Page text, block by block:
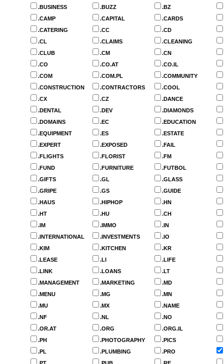
.BUSINESS
.BUZZ
.BZ
.CAMP
.CAPITAL
.CARDS
.CATERING
.CC
.CD
.CL
.CLAIMS
.CLEANING
.CLUB
.CM
.CN
.CO
.CO.AT
.CO.IL
.COM
.COM.PL
.COMMUNITY
.CONSTRUCTION
.CONTRACTORS
.COOL
.CX
.CZ
.DANCE
.DENTAL
.DEV
.DIAMONDS
.DOMAINS
.EC
.EDUCATION
.EQUIPMENT
.ES
.ESTATE
.EXPERT
.EXPOSED
.FAIL
.FLIGHTS
.FLORIST
.FM
.FUND
.FURNITURE
.FUTBOL
.GIFTS
.GL
.GLASS
.GRIPE
.GS
.GUIDE
.HAUS
.HIPHOP
.HN
.HT
.HU
.CH
.IM
.IMMO
.IN
.INTERNATIONAL
.INVESTMENTS
.IO
.KIM
.KITCHEN
.KR
.LEASE
.LI
.LIFE
.LINK
.LOANS
.LT
.MANAGEMENT
.MARKETING
.MD
.MENU
.MG
.MN
.MU
.MX
.NAME
.NF
.NL
.NO
.OR.AT
.ORG
.ORG.IL
.PH
.PHOTOGRAPHY
.PICS
.PL
.PLUMBING
.PRO